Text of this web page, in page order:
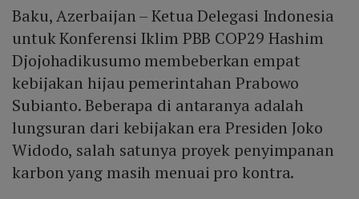
Baku, Azerbaijan – Ketua Delegasi Indonesia
untuk Konferensi Iklim PBB COP29 Hashim
Djojohadikusumo membeberkan empat
kebijakan hijau pemerintahan Prabowo
Subianto. Beberapa di antaranya adalah
lungsuran dari kebijakan era Presiden Joko
Widodo, salah satunya proyek penyimpanan
karbon yang masih menuai pro kontra.